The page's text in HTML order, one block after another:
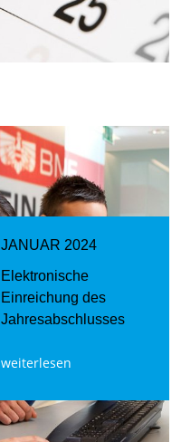
JANUAR 2024
Elektronische
Einreichung des
Jahresabschlusses
weiterlesen